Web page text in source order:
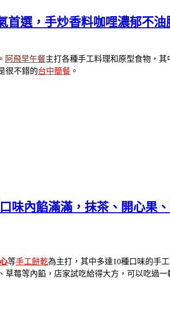
選，手炒香料咖哩濃郁不油
阿飛早午餐主打各種手工料理和原型食物，
很不錯的台中簡餐 。
味內餡滿滿，抹茶、開心果
等手工餅乾為主打，其中多達10種口味的手
莓等內餡，店家試吃給得大方，可以吃過